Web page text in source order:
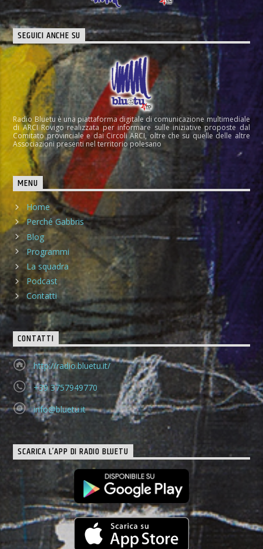
SEGUICI ANCHE SU
Radio Bluetu è una piattaforma digitale di comunicazione multimediale
di ARCI Rovigo realizzata per informare sulle iniziative proposte dal
Comitato provinciale e dai Circoli ARCI, oltre che su quelle delle altre
Associazioni presenti nel territorio polesano
MENU
Home
Perché Gabbris
Blog
Programmi
La squadra
Podcast
Contatti
CONTATTI
http://radio.bluetu.it/
+39 3757949770
info@bluetu.it
SCARICA L’APP DI RADIO BLUETU